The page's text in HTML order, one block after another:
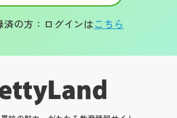
済の方：ログインはこちら